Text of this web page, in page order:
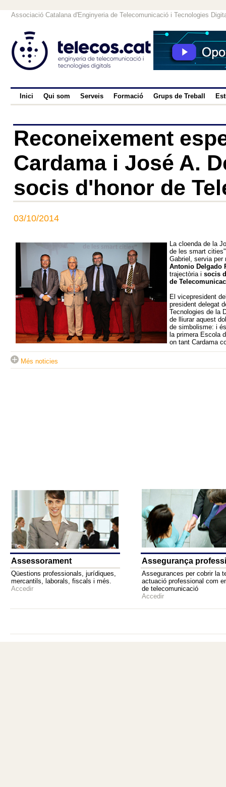
Associació Catalana d'Enginyeria de Telecomunicació i Tecnologies
Inici Qui som Serveis Formació Grups de Treball
Reconeixement
Cardama i José A.
socis d'honor de
03/10/2014
La cloenda de la
de les smart
Gabriel, servia
Antonio Delgado
trajectòria i socis
de
El vicepresident
president delegat
Tecnologies de la
de lliurar aquest
de simbolisme: i
la primera Escola
on tant Cardama
Més noticies
Assessorament Assegurança
Qüestions professionals, jurídiques,
mercantils, laborals, fiscals i més.
Accedir
Assegurances per cobrir la
actuació professional com
de telecomunicació
Accedir